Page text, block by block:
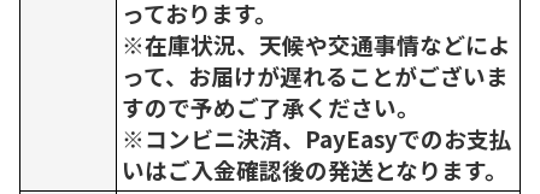
っております。
※在庫状況、天候や交通事情などによ
って、お届けが遅れることがございま
すので予めご了承ください。
※コンビニ決済、PayEasyでのお支払
いはご入金確認後の発送となります。